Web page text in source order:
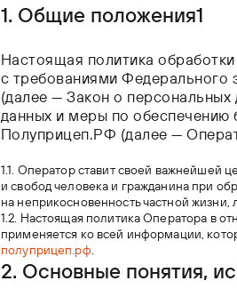
1. Общие положения1
Настоящая политика
с требованиями
(далее — Закон о
данных и меры по обеспечению
Полуприцеп.РФ (далее —
1.1. Оператор ставит своей важнейшей
и свобод человека и гражданина при
на неприкосновенность частной
1.2. Настоящая политика Оператора в
применяется ко всей информации,
полуприцеп.рф.
2. Основные понятия,